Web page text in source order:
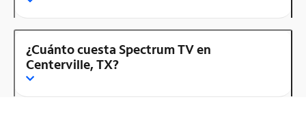
¿Cuánto cuesta Spectrum TV en
Centerville, TX?